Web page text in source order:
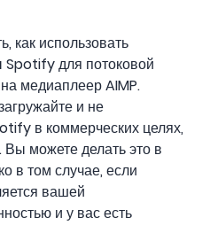
как использовать
для потоковой
медиаплеер AIMP.
и не
в коммерческих целях,
Вы можете делать это в
в том случае, если
вашей
и у вас есть